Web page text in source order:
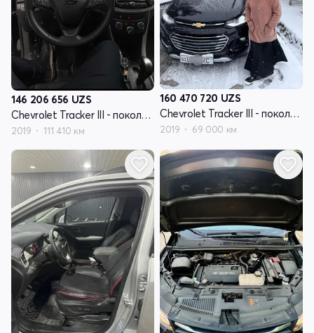
146 206 656 UZS
Chevrolet Tracker III - поколение рестайлинг
2019 111 410 км
160 470 720 UZS
Chevrolet Tracker III - поколение рестайлинг
2019 69 000 км